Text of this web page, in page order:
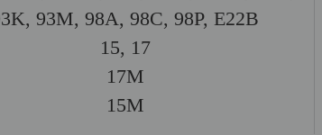
93M, 98A, 98C, 98P, E22B
15, 17
17M
15M